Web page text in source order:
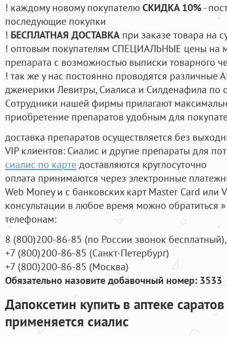
! каждому новому покупателюСКИДКА 10%-
последующие покупки
! БЕСПЛАТНАЯ ДОСТАВКА при заказе товара на
! оптовым покупателям СПЕЦИАЛЬНЫЕ цены на
препарата с возможностью выписки товарного
! так же у нас постоянно проводятся
дженерики Левитры, Сиалиса и Силденафила по
Cотрудники нашей фирмы прилагают
приобретение препаратов удобным для
доставка препаратов осуществляется без
VIP клиентов: Сиалис и другие препараты для
сиалис по картедоставляются круглосуточно
оплата принимаются через электронные
Web Money и с банковских карт Master Card или
консультации в любое время можно обратиться
телефонам:
8 (800)200-86-85 (по России звонок бесплатный),
+7 (800)200-86-85 (Санкт-Петербург)
+7 (800)200-86-85 (Москва)
Обязательно назовите добавочный номер: 3533
Дапоксетин купить в аптеке
применяется сиалис